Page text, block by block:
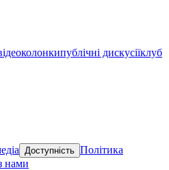
колонкипублічні дискусіїклуб
Доступність Політика
нами